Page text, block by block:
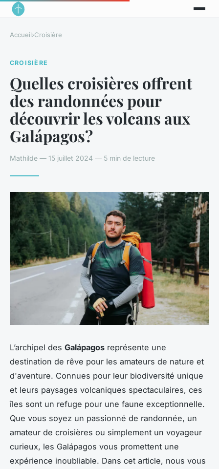
Accueil›Croisière
CROISIÈRE
Quelles croisières offrent
des randonnées pour
découvrir les volcans aux
Galápagos?
Mathilde — 15 juillet 2024 — 5 min de lecture
L’archipel des Galápagos représente une
destination de rêve pour les amateurs de nature et
d'aventure. Connues pour leur biodiversité unique
et leurs paysages volcaniques spectaculaires, ces
îles sont un refuge pour une faune exceptionnelle.
Que vous soyez un passionné de randonnée, un
amateur de croisières ou simplement un voyageur
curieux, les Galápagos vous promettent une
expérience inoubliable. Dans cet article, nous vous